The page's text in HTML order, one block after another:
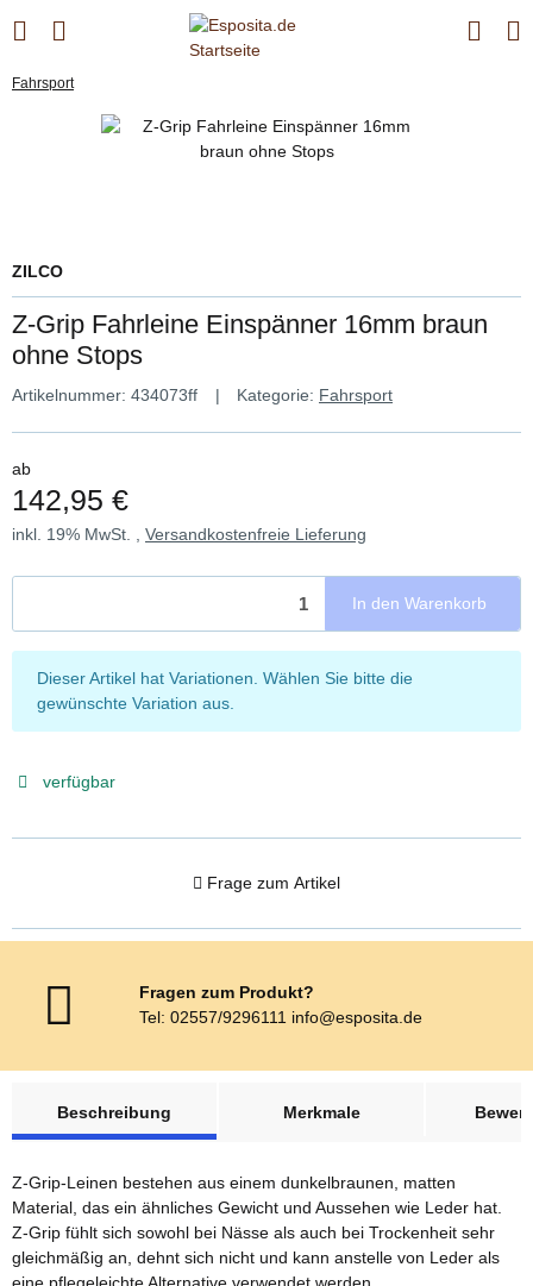
Fahrsport
ZILCO
Z-Grip Fahrleine Einspänner 16mm braun
ohne Stops
Artikelnummer: 434073ff Kategorie: Fahrsport
ab
142,95 €
inkl. 19% MwSt. , Versandkostenfreie Lieferung
In den Warenkorb
x
Dieser Artikel hat Variationen. Wählen Sie bitte die
gewünschte Variation aus.
verfügbar
Frage zum Artikel
Fragen zum Produkt?
Tel: 02557/9296111 info@esposita.de
Beschreibung
Merkmale
Z-Grip-Leinen bestehen aus einem dunkelbraunen, matten
Material, das ein ähnliches Gewicht und Aussehen wie Leder hat.
Z-Grip fühlt sich sowohl bei Nässe als auch bei Trockenheit sehr
gleichmäßig an, dehnt sich nicht und kann anstelle von Leder als
eine pflegeleichte Alternative verwendet werden.